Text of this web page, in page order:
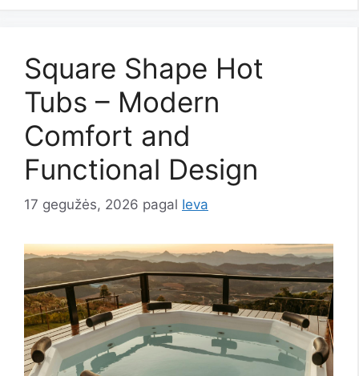
Square Shape Hot
Tubs – Modern
Comfort and
Functional Design
17 gegužės, 2026 pagal Ieva